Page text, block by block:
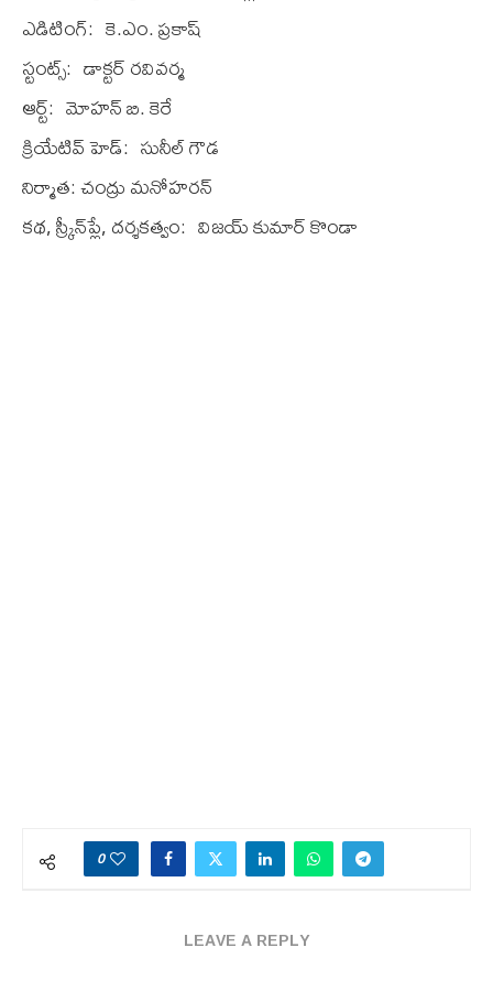
ఎడిటింగ్‌: కె.ఎం. ప్ర‌కాష్‌
స్టంట్స్‌: డాక్ట‌ర్ ర‌వివ‌ర్మ‌
ఆర్ట్‌: మోహ‌న్ బి. కెరే
క్రియేటివ్ హెడ్‌: సునీల్ గౌడ‌
నిర్మాత‌: చ‌ంద్రు మ‌నోహ‌ర‌న్‌
క‌థ‌, స్క్రీన్‌ప్లే, ద‌ర్శ‌క‌త్వం: విజ‌య్ కుమార్ కొండా
0
LEAVE A REPLY